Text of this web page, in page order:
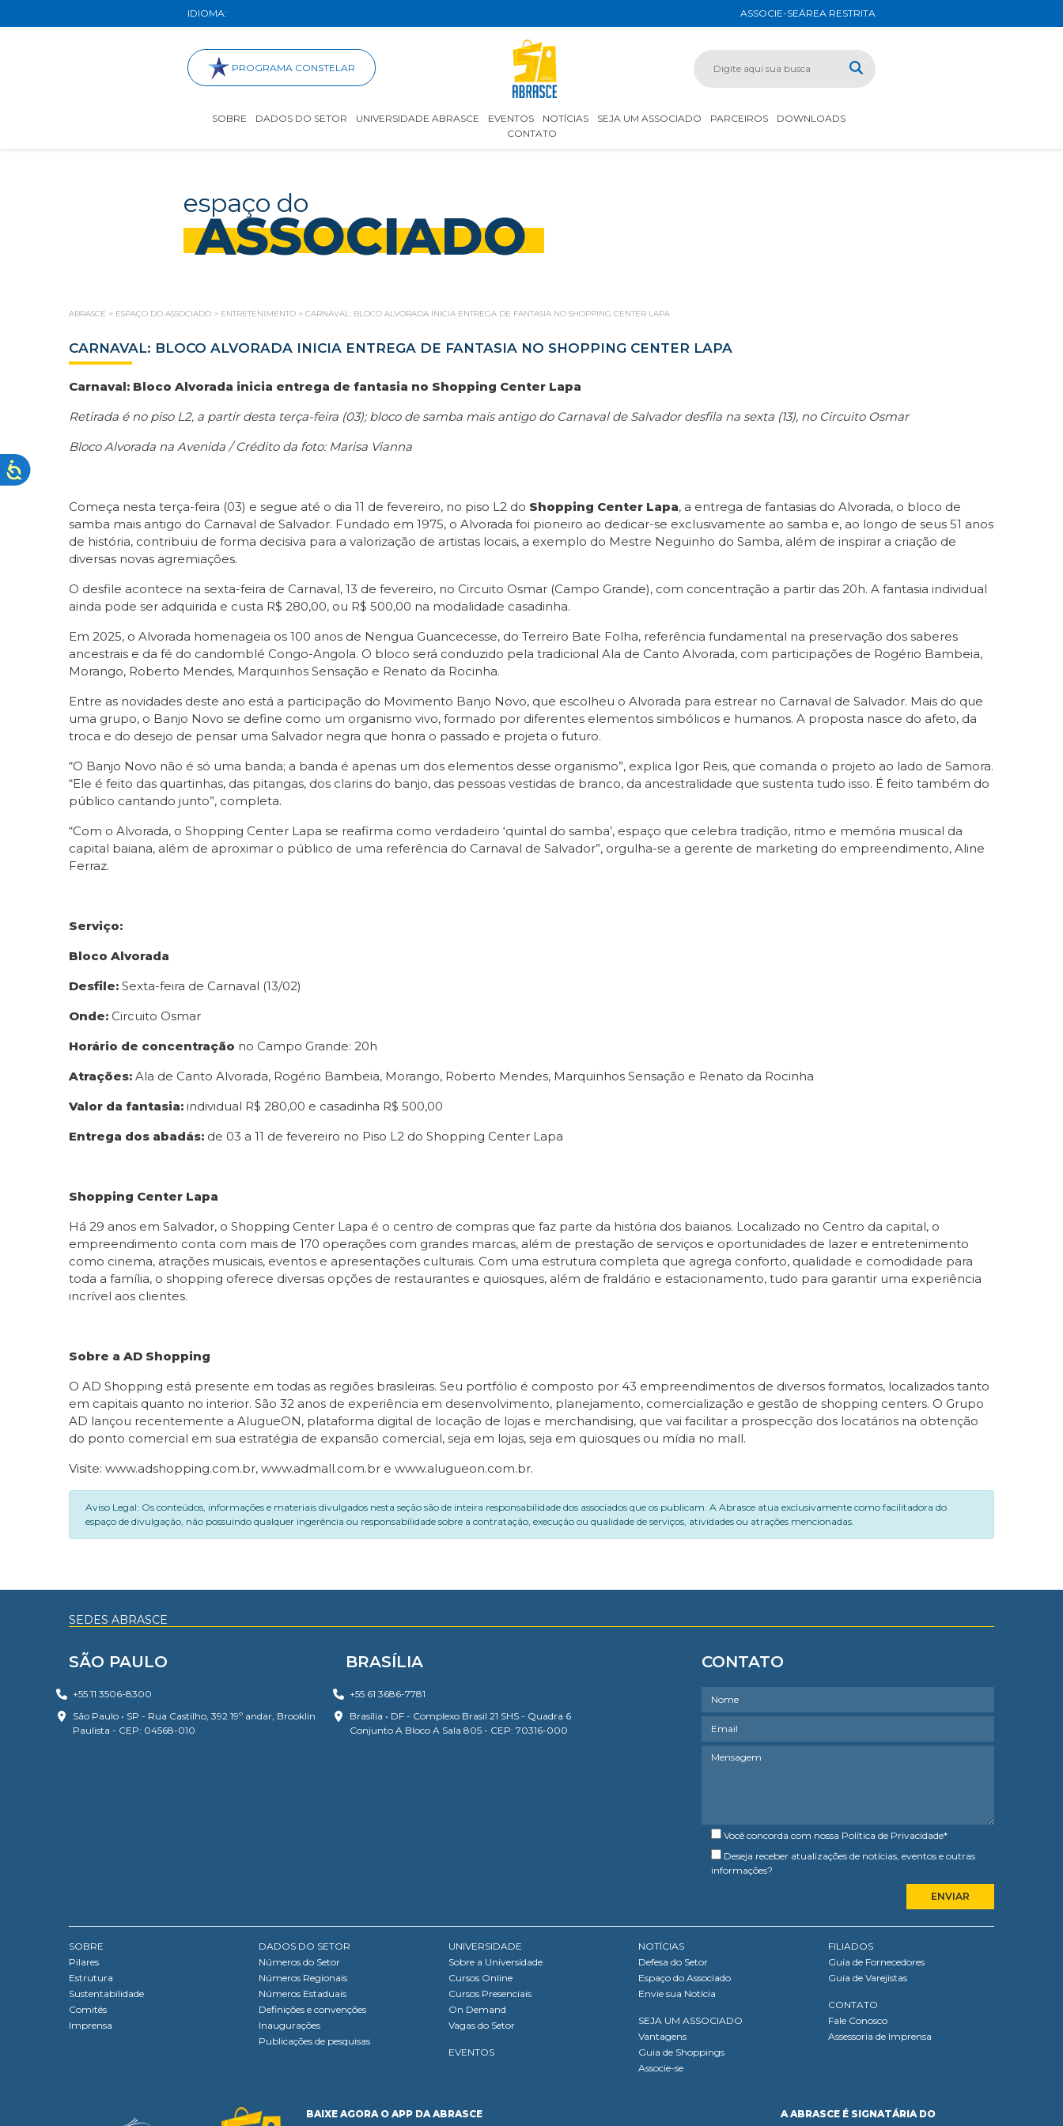
IDIOMA: ASSOCIE-SEÁREA RESTRITA
PROGRAMA CONSTELAR
SOBRE DADOS DO SETOR UNIVERSIDADE ABRASCE EVENTOS NOTÍCIAS SEJA UM ASSOCIADO PARCEIROS
DOWNLOADS
CONTATO
espaço do
ASSOCIADO
ABRASCE > ESPAÇO DO ASSOCIADO > ENTRETENIMENTO > CARNAVAL: BLOCO ALVORADA INICIA ENTREGA DE FANTASIA NO SHOPPING CENTER LAPA
CARNAVAL: BLOCO ALVORADA INICIA ENTREGA DE FANTASIA NO SHOPPING CENTER LAPA
Carnaval: Bloco Alvorada inicia entrega de fantasia no Shopping Center Lapa
Retirada é no piso L2, a partir desta terça-feira (03); bloco de samba mais antigo do Carnaval de Salvador desfila na sexta (13), no Circuito Osmar
Bloco Alvorada na Avenida / Crédito da foto: Marisa Vianna
Começa nesta terça-feira (03) e segue até o dia 11 de fevereiro, no piso L2 do Shopping Center Lapa, a entrega de fantasias do Alvorada, o bloco de
samba mais antigo do Carnaval de Salvador. Fundado em 1975, o Alvorada foi pioneiro ao dedicar-se exclusivamente ao samba e, ao longo de seus 51 anos
de história, contribuiu de forma decisiva para a valorização de artistas locais, a exemplo do Mestre Neguinho do Samba, além de inspirar a criação de
diversas novas agremiações.
O desfile acontece na sexta-feira de Carnaval, 13 de fevereiro, no Circuito Osmar (Campo Grande), com concentração a partir das 20h. A fantasia individual
ainda pode ser adquirida e custa R$ 280,00, ou R$ 500,00 na modalidade casadinha.
Em 2025, o Alvorada homenageia os 100 anos de Nengua Guancecesse, do Terreiro Bate Folha, referência fundamental na preservação dos saberes
ancestrais e da fé do candomblé Congo-Angola. O bloco será conduzido pela tradicional Ala de Canto Alvorada, com participações de Rogério Bambeia,
Morango, Roberto Mendes, Marquinhos Sensação e Renato da Rocinha.
Entre as novidades deste ano está a participação do Movimento Banjo Novo, que escolheu o Alvorada para estrear no Carnaval de Salvador. Mais do que
uma grupo, o Banjo Novo se define como um organismo vivo, formado por diferentes elementos simbólicos e humanos. A proposta nasce do afeto, da
troca e do desejo de pensar uma Salvador negra que honra o passado e projeta o futuro.
“O Banjo Novo não é só uma banda; a banda é apenas um dos elementos desse organismo”, explica Igor Reis, que comanda o projeto ao lado de Samora.
“Ele é feito das quartinhas, das pitangas, dos clarins do banjo, das pessoas vestidas de branco, da ancestralidade que sustenta tudo isso. É feito também do
público cantando junto”, completa.
“Com o Alvorada, o Shopping Center Lapa se reafirma como verdadeiro ‘quintal do samba’, espaço que celebra tradição, ritmo e memória musical da
capital baiana, além de aproximar o público de uma referência do Carnaval de Salvador”, orgulha-se a gerente de marketing do empreendimento, Aline
Ferraz.
Serviço:
Bloco Alvorada
Desfile: Sexta-feira de Carnaval (13/02)
Onde: Circuito Osmar
Horário de concentração no Campo Grande: 20h
Atrações: Ala de Canto Alvorada, Rogério Bambeia, Morango, Roberto Mendes, Marquinhos Sensação e Renato da Rocinha
Valor da fantasia: individual R$ 280,00 e casadinha R$ 500,00
Entrega dos abadás: de 03 a 11 de fevereiro no Piso L2 do Shopping Center Lapa
Shopping Center Lapa
Há 29 anos em Salvador, o Shopping Center Lapa é o centro de compras que faz parte da história dos baianos. Localizado no Centro da capital, o
empreendimento conta com mais de 170 operações com grandes marcas, além de prestação de serviços e oportunidades de lazer e entretenimento
como cinema, atrações musicais, eventos e apresentações culturais. Com uma estrutura completa que agrega conforto, qualidade e comodidade para
toda a família, o shopping oferece diversas opções de restaurantes e quiosques, além de fraldário e estacionamento, tudo para garantir uma experiência
incrível aos clientes.
Sobre a AD Shopping
O AD Shopping está presente em todas as regiões brasileiras. Seu portfólio é composto por 43 empreendimentos de diversos formatos, localizados tanto
em capitais quanto no interior. São 32 anos de experiência em desenvolvimento, planejamento, comercialização e gestão de shopping centers. O Grupo
AD lançou recentemente a AlugueON, plataforma digital de locação de lojas e merchandising, que vai facilitar a prospecção dos locatários na obtenção
do ponto comercial em sua estratégia de expansão comercial, seja em lojas, seja em quiosques ou mídia no mall.
Visite: www.adshopping.com.br, www.admall.com.br e www.alugueon.com.br.
Aviso Legal: Os conteúdos, informações e materiais divulgados nesta seção são de inteira responsabilidade dos associados que os publicam. A Abrasce atua exclusivamente como facilitadora do
espaço de divulgação, não possuindo qualquer ingerência ou responsabilidade sobre a contratação, execução ou qualidade de serviços, atividades ou atrações mencionadas.
SEDES ABRASCE
SÃO PAULO
+55 11 3506-8300
São Paulo • SP - Rua Castilho, 392 19º andar, Brooklin
Paulista - CEP: 04568-010
BRASÍLIA
+55 61 3686-7781
Brasília • DF - Complexo Brasil 21 SHS - Quadra 6
Conjunto A Bloco A Sala 805 - CEP: 70316-000
CONTATO
Você concorda com nossa Política de Privacidade*
Deseja receber atualizações de notícias, eventos e outras
informações?
SOBRE
Pilares
Estrutura
Sustentabilidade
Comitês
Imprensa
DADOS DO SETOR
Números do Setor
Números Regionais
Números Estaduais
Definições e convenções
Inaugurações
Publicações de pesquisas
UNIVERSIDADE
Sobre a Universidade
Cursos Online
Cursos Presenciais
On Demand
Vagas do Setor
EVENTOS
NOTÍCIAS
Defesa do Setor
Espaço do Associado
Envie sua Notícia
SEJA UM ASSOCIADO
Vantagens
Guia de Shoppings
Associe-se
FILIADOS
Guia de Fornecedores
Guia de Varejistas
CONTATO
Fale Conosco
Assessoria de Imprensa
BAIXE AGORA O APP DA ABRASCE A ABRASCE É SIGNATÁRIA DO